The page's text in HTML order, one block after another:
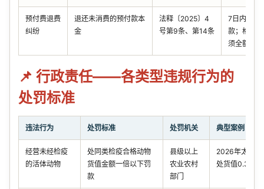
预付费退费
纠纷
退还未消费的预付款本
金
法释〔2025〕4
号第9条、第14条
7日内可无
款；格式
须全额退还
📌 行政责任——各类型违规行为的
处罚标准
违法行为 处罚标准 处罚机关 典型案例
经营未经检疫
的活体动物
处同类检疫合格动物
货值金额一倍以下罚
款
县级以上
农业农村
部门
2026年太原某
处货值0.3倍